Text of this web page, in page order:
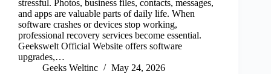
stressful. Photos, business files, contacts, messages,
and apps are valuable parts of daily life. When
software crashes or devices stop working,
professional recovery services become essential.
Geekswelt Official Website offers software
upgrades,…
Geeks Weltinc
May 24, 2026